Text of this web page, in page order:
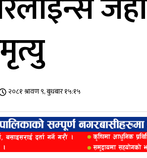
२०८१ श्रावण ९, बुधबार १५:१५